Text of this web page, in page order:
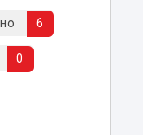
6
0